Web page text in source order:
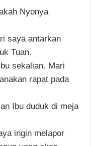
Nyonya
saya antarkan
Tuan.
sekalian. Mari
rapat pada
Ibu duduk di meja
ingin melapor